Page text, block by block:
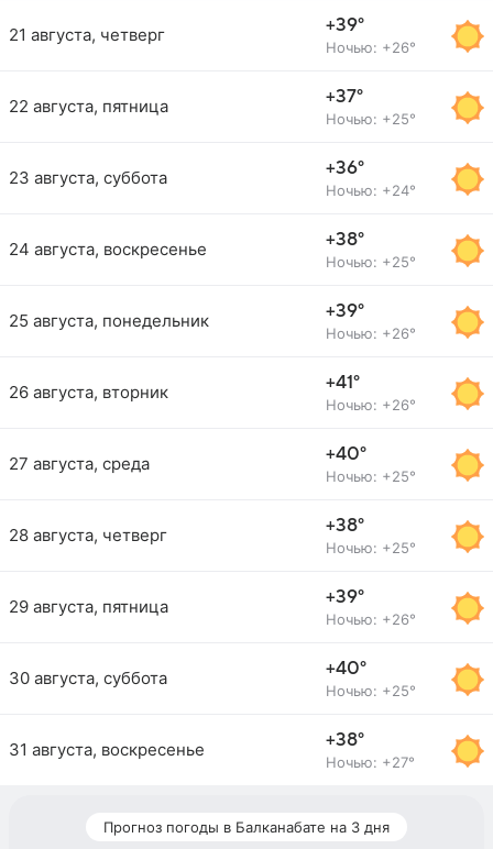
21 августа, четверг +39°
Ночью: +26°
22 августа, пятница +37°
Ночью: +25°
23 августа, суббота +36°
Ночью: +24°
24 августа, воскресенье +38°
Ночью: +25°
25 августа, понедельник +39°
Ночью: +26°
26 августа, вторник +41°
Ночью: +26°
27 августа, среда +40°
Ночью: +25°
28 августа, четверг +38°
Ночью: +25°
29 августа, пятница +39°
Ночью: +26°
30 августа, суббота +40°
Ночью: +25°
31 августа, воскресенье +38°
Ночью: +27°
Прогноз погоды в Балканабате на 3 дня